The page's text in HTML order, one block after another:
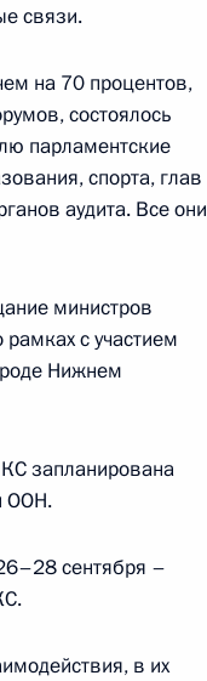
связи.
на 70 процентов,
состоялось
парламентские
спорта, глав
аудита. Все они
министров
с участием
Нижнем
запланирована
ООН.
сентября –
в их